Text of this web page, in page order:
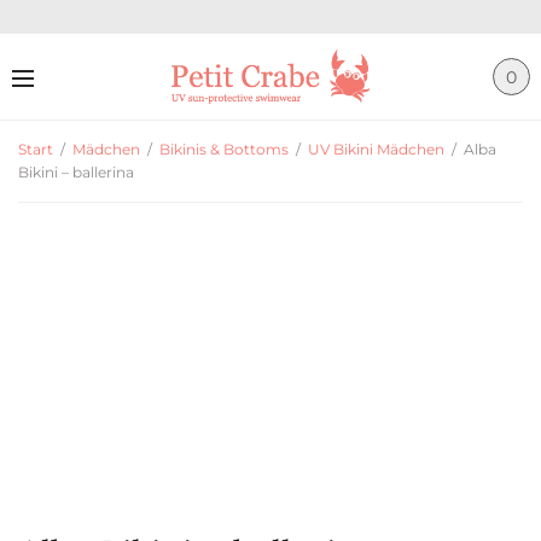
0
Start / Mädchen / Bikinis & Bottoms / UV Bikini Mädchen / Alba
Bikini – ballerina